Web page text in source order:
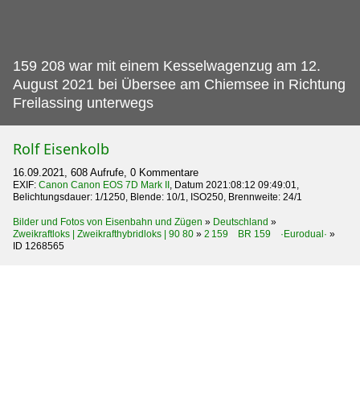
159 208 war mit einem Kesselwagenzug am 12.
August 2021 bei Übersee am Chiemsee in Richtung
Freilassing unterwegs
Rolf Eisenkolb
16.09.2021, 608 Aufrufe, 0 Kommentare
EXIF: Canon Canon EOS 7D Mark II, Datum 2021:08:12 09:49:01,
Belichtungsdauer: 1/1250, Blende: 10/1, ISO250, Brennweite: 24/1
Bilder und Fotos von Eisenbahn und Zügen » Deutschland »
Zweikraftloks | Zweikrafthybridloks | 90 80 » 2 159 BR 159 ·Eurodual· »
ID 1268565